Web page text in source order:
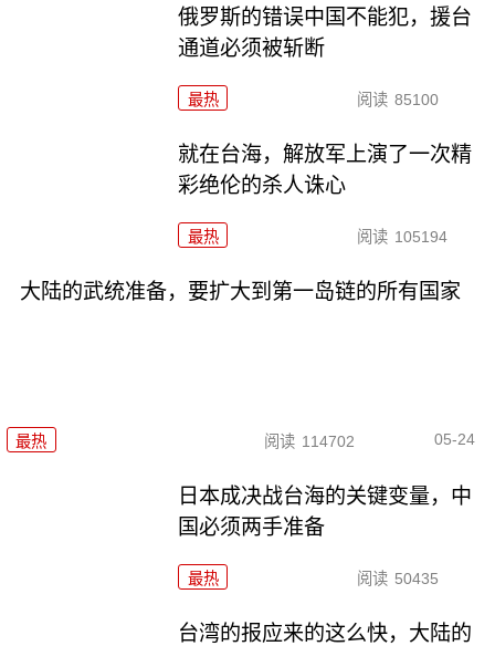
俄罗斯的错误中国不能犯，援台
通道必须被斩断
最热 阅读 85100
就在台海，解放军上演了一次精
彩绝伦的杀人诛心
最热 阅读 105194
大陆的武统准备，要扩大到第一岛链的所有国家
最热 阅读 114702 05-24
日本成决战台海的关键变量，中
国必须两手准备
最热 阅读 50435
台湾的报应来的这么快，大陆的